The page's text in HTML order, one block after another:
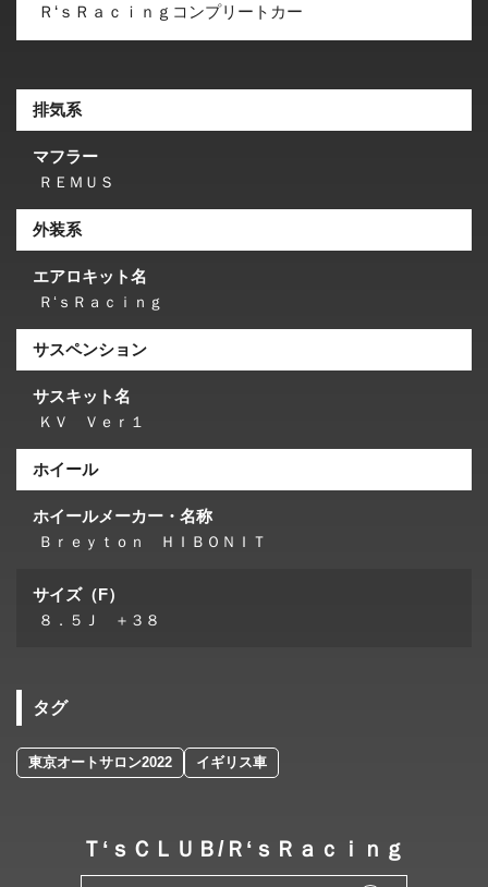
Ｒ‘ｓＲａｃｉｎｇコンプリートカー
排気系
マフラー
ＲＥＭＵＳ
外装系
エアロキット名
Ｒ‘ｓＲａｃｉｎｇ
サスペンション
サスキット名
ＫＶ Ｖｅｒ１
ホイール
ホイールメーカー・名称
Ｂｒｅｙｔｏｎ ＨＩＢＯＮＩＴ
サイズ（F）
８．５Ｊ ＋３８
タグ
東京オートサロン2022 イギリス車
Ｔ‘ｓＣＬＵＢ/Ｒ‘ｓＲａｃｉｎｇ